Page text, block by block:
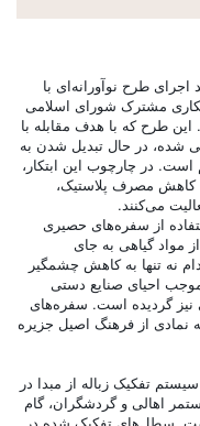
طرح نوآورانه‌ای با
مشترک شورای اسلامی
طرح که با هدف مقابله با
شده، در حال تبدیل شدن به
در چارچوب این ابتکار،
کاهش مصرف پلاستیک،
می‌کنند.
از سفره‌های حصیری
مواد گیاهی به جای
نه تنها به کاهش چشمگیر
موجب احیای صنایع دستی
نیز گردیده است. سفره‌های
نمادی از فرهنگ اصیل جزیره
تفکیک زباله از مبدا در
اهالی و گردشگران، گام